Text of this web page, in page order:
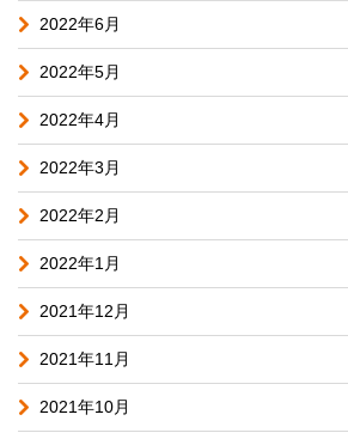
2022年6月
2022年5月
2022年4月
2022年3月
2022年2月
2022年1月
2021年12月
2021年11月
2021年10月